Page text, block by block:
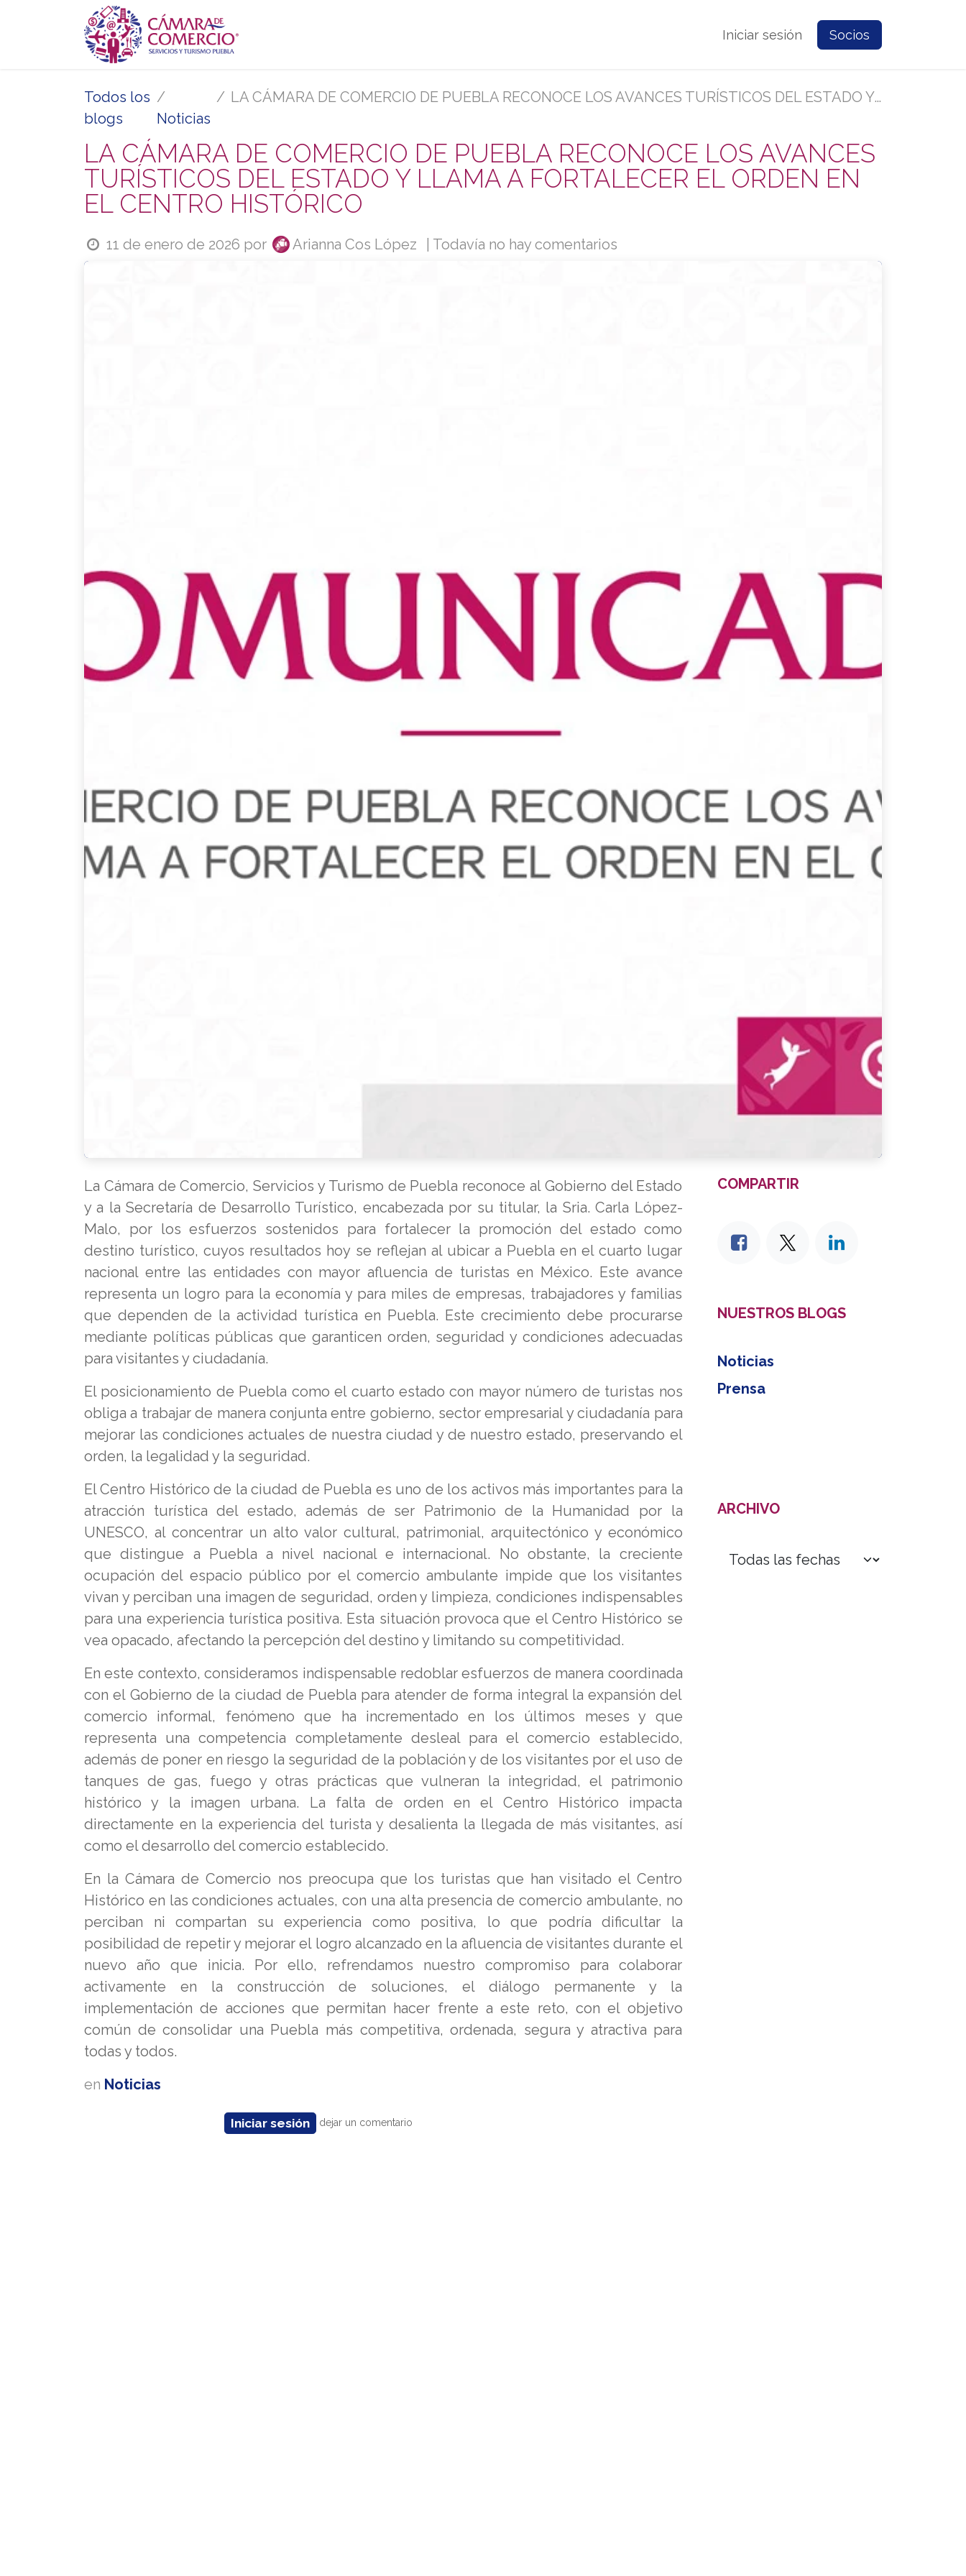
Contacto Prensa
Iniciar sesión Socios
Todos los
blogs
Noticias
LA CÁMARA DE COMERCIO DE PUEBLA RECONOCE LOS AVANCES TURÍSTICOS DEL ESTADO Y LLAMA A FORTALECER EL ORDEN EN EL CENTRO HISTÓRICO
LA CÁMARA DE COMERCIO DE PUEBLA RECONOCE LOS AVANCES
TURÍSTICOS DEL ESTADO Y LLAMA A FORTALECER EL ORDEN EN
EL CENTRO HISTÓRICO
11 de enero de 2026 por Arianna Cos López | Todavía no hay comentarios
La Cámara de Comercio, Servicios y Turismo de Puebla reconoce al Gobierno del Estado
y a la Secretaría de Desarrollo Turístico, encabezada por su titular, la Sria. Carla López-
Malo, por los esfuerzos sostenidos para fortalecer la promoción del estado como
destino turístico, cuyos resultados hoy se reflejan al ubicar a Puebla en el cuarto lugar
nacional entre las entidades con mayor afluencia de turistas en México. Este avance
representa un logro para la economía y para miles de empresas, trabajadores y familias
que dependen de la actividad turística en Puebla. Este crecimiento debe procurarse
mediante políticas públicas que garanticen orden, seguridad y condiciones adecuadas
para visitantes y ciudadanía.
El posicionamiento de Puebla como el cuarto estado con mayor número de turistas nos
obliga a trabajar de manera conjunta entre gobierno, sector empresarial y ciudadanía para
mejorar las condiciones actuales de nuestra ciudad y de nuestro estado, preservando el
orden, la legalidad y la seguridad.
El Centro Histórico de la ciudad de Puebla es uno de los activos más importantes para la
atracción turística del estado, además de ser Patrimonio de la Humanidad por la
UNESCO, al concentrar un alto valor cultural, patrimonial, arquitectónico y económico
que distingue a Puebla a nivel nacional e internacional. No obstante, la creciente
ocupación del espacio público por el comercio ambulante impide que los visitantes
vivan y perciban una imagen de seguridad, orden y limpieza, condiciones indispensables
para una experiencia turística positiva. Esta situación provoca que el Centro Histórico se
vea opacado, afectando la percepción del destino y limitando su competitividad.
En este contexto, consideramos indispensable redoblar esfuerzos de manera coordinada
con el Gobierno de la ciudad de Puebla para atender de forma integral la expansión del
comercio informal, fenómeno que ha incrementado en los últimos meses y que
representa una competencia completamente desleal para el comercio establecido,
además de poner en riesgo la seguridad de la población y de los visitantes por el uso de
tanques de gas, fuego y otras prácticas que vulneran la integridad, el patrimonio
histórico y la imagen urbana. La falta de orden en el Centro Histórico impacta
directamente en la experiencia del turista y desalienta la llegada de más visitantes, así
como el desarrollo del comercio establecido.
En la Cámara de Comercio nos preocupa que los turistas que han visitado el Centro
Histórico en las condiciones actuales, con una alta presencia de comercio ambulante, no
perciban ni compartan su experiencia como positiva, lo que podría dificultar la
posibilidad de repetir y mejorar el logro alcanzado en la afluencia de visitantes durante el
nuevo año que inicia. Por ello, refrendamos nuestro compromiso para colaborar
activamente en la construcción de soluciones, el diálogo permanente y la
implementación de acciones que permitan hacer frente a este reto, con el objetivo
común de consolidar una Puebla más competitiva, ordenada, segura y atractiva para
todas y todos.
en Noticias
COMPARTIR
NUESTROS BLOGS
Noticias
Prensa
ARCHIVO
Iniciar sesión dejar un comentario